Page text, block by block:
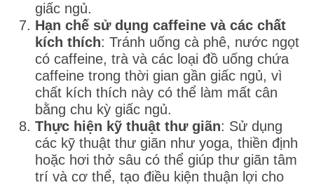
giấc ngủ.
Hạn chế sử dụng caffeine và các chất
kích thích: Tránh uống cà phê, nước ngọt
có caffeine, trà và các loại đồ uống chứa
caffeine trong thời gian gần giấc ngủ, vì
chất kích thích này có thể làm mất cân
bằng chu kỳ giấc ngủ.
Thực hiện kỹ thuật thư giãn: Sử dụng
các kỹ thuật thư giãn như yoga, thiền định
hoặc hơi thở sâu có thể giúp thư giãn tâm
trí và cơ thể, tạo điều kiện thuận lợi cho